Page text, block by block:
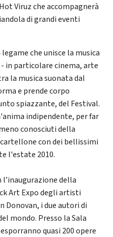
Viruz che accompagnerà
di grandi eventi
che unisce la musica
in particolare cinema, arte
la musica suonata dal
e prende corpo
spiazzante, del Festival.
indipendente, per far
conosciuti della
con dei bellissimi
l'estate 2010.
della
Art Expo degli artisti
Donovan, i due autori di
mondo. Presso la Sala
quasi 200 opere